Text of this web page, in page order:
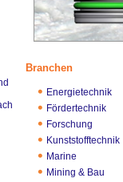
Branchen
Energietechnik
Fördertechnik
Forschung
Kunststofftechnik
Marine
Mining & Bau